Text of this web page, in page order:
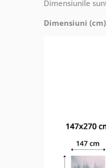
Dimensiunile
Dimensiuni